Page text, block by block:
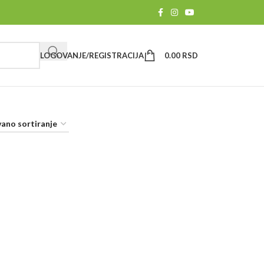
LOGOVANJE/REGISTRACIJA 0.00 RSD